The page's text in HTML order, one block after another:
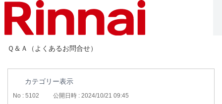
Ｑ＆Ａ（よくあるお問合せ）
カテゴリー表示
No : 5102 公開日時 : 2024/10/21 09:45